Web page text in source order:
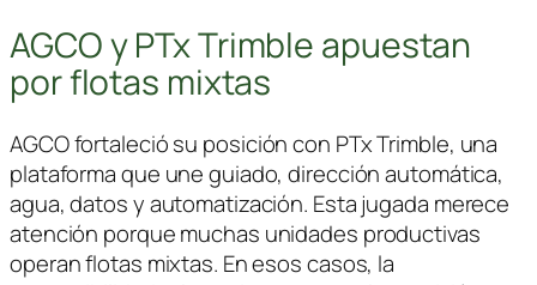
AGCO y PTx Trimble apuestan
por flotas mixtas
AGCOfortaleció su posición con PTx Trimble, una
plataforma que une guiado, dirección automática,
agua, datos y automatización. Esta jugada merece
atención porque muchas unidades productivas
operan flotas mixtas. En esos casos, la